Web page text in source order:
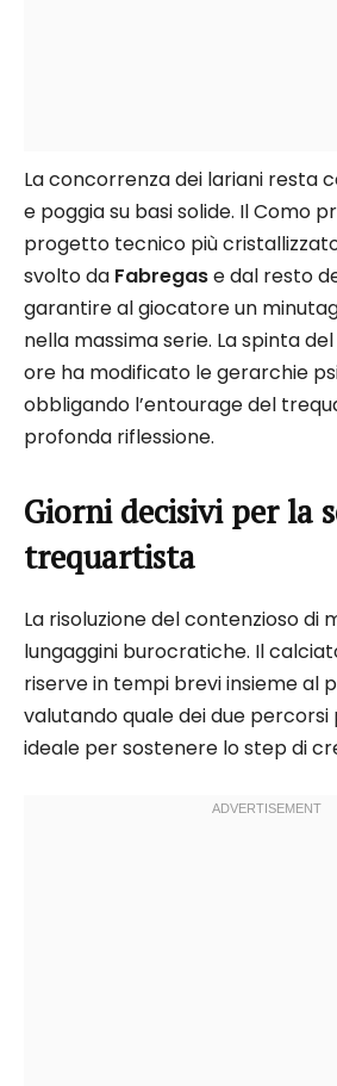
La concorrenza dei lariani resta
e poggia su basi solide. Il Como
progetto tecnico più
svolto da Fabregase dal resto
garantire al giocatore un
nella massima serie. La spinta
ore ha modificato le gerarchie
obbligando l’entourage del
profonda riflessione.
Giorni decisivi per la
trequartista
La risoluzione del contenzioso di
lungaggini burocratiche. Il
riserve in tempi brevi insieme al
valutando quale dei due percorsi
ideale per sostenere lo step di